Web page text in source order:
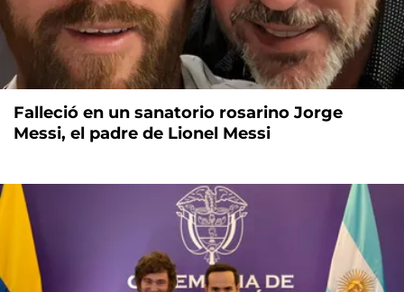
Falleció en un sanatorio rosarino Jorge
Messi, el padre de Lionel Messi